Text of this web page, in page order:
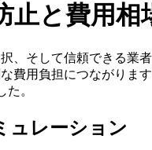
止と費用相
、そして信頼できる
用負担につながりま
。
ュレーション